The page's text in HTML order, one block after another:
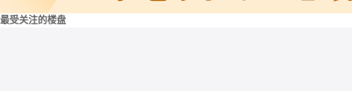
最受关注的楼盘